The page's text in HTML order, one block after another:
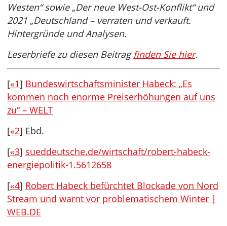
Westen“ sowie „Der neue West-Ost-Konflikt“ und
2021 „Deutschland – verraten und verkauft.
Hintergründe und Analysen.
Leserbriefe zu diesen Beitrag finden Sie hier.
[«1] Bundeswirtschaftsminister Habeck: „Es
kommen noch enorme Preiserhöhungen auf uns
zu“ – WELT
[«2] Ebd.
[«3] sueddeutsche.de/wirtschaft/robert-habeck-
energiepolitik-1.5612658
[«4] Robert Habeck befürchtet Blockade von Nord
Stream und warnt vor problematischem Winter |
WEB.DE